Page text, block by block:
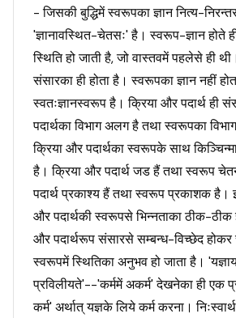
- जिसकी बुद्धिमें स्वरूपका ज्ञान नित्य-
'ज्ञानावस्थित-चेतसः' है। स्वरूप-ज्ञान होते
स्थिति हो जाती है, जो वास्तवमें पहलेसे ही
संसारका ही होता है। स्वरूपका ज्ञान नहीं
स्वतःज्ञानस्वरूप है। क्रिया और पदार्थ ही
पदार्थका विभाग अलग है तथा स्वरूपका
क्रिया और पदार्थका स्वरूपके साथ
है। क्रिया और पदार्थ जड हैं तथा स्वरूप
पदार्थ प्रकाश्य हैं तथा स्वरूप प्रकाशक है।
और पदार्थकी स्वरूपसे भिन्नताका ठीक-ठीक
और पदार्थरूप संसारसे सम्बन्ध-विच्छेद
स्वरूपमें स्थितिका अनुभव हो जाता है।
प्रविलीयते'--'कर्ममें अकर्म' देखनेका ही एक
कर्म' अर्थात् यज्ञके लिये कर्म करना।